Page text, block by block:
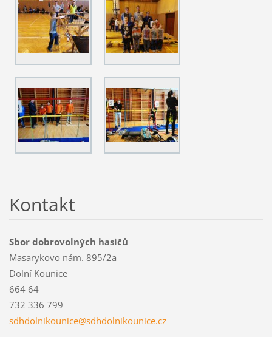
Kontakt
Sbor dobrovolných hasičů
Masarykovo nám. 895/2a
Dolní Kounice
664 64
732 336 799
sdhdolnikounice@sdhdolnikounice.cz